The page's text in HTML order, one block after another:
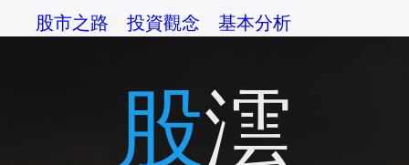
股市之路 投資觀念 基本分析
交易心理 綜論 相關網站
股澐